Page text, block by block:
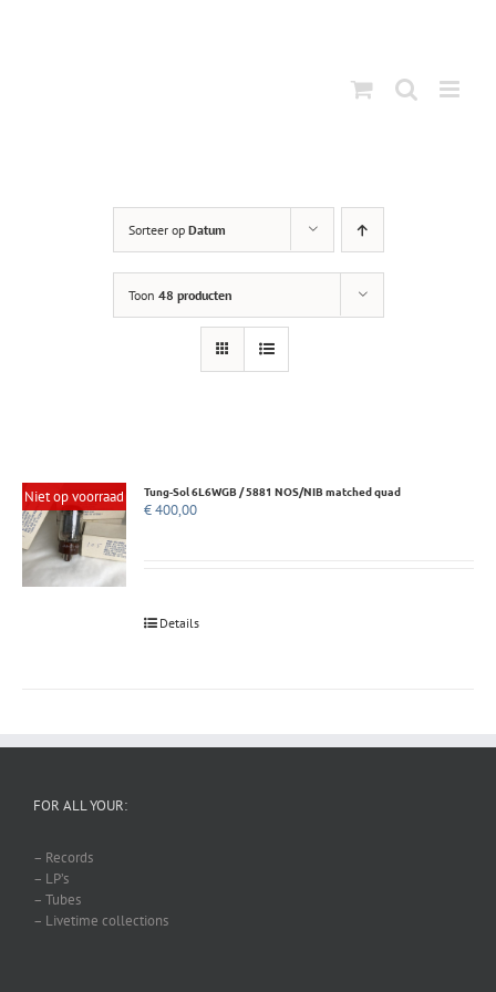
Sorteer op Datum
Toon 48 producten
Niet op voorraad Tung-Sol 6L6WGB / 5881 NOS/NIB matched quad
€400,00
Details
FOR ALL YOUR:
– Records
– LP’s
– Tubes
– Livetime collections